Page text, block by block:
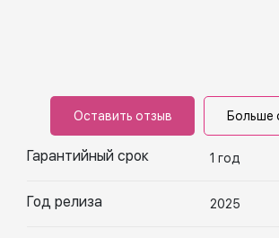
Оставить отзыв Больше
Гарантийный срок 1 год
Год релиза 2025